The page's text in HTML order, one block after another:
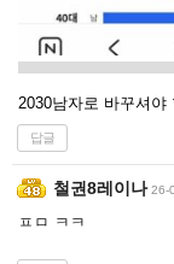
2030남자로 바꾸셔야
답글
철권8레이나 26-
ㅍㅁ ㅋㅋ